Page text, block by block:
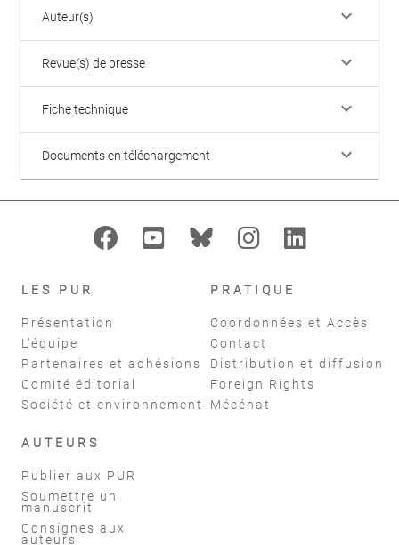
Auteur(s) keyboard_arrow_down
Revue(s) de presse keyboard_arrow_down
Fiche technique keyboard_arrow_down
Documents en téléchargement keyboard_arrow_down
LES PUR
Présentation
L'équipe
Partenaires et adhésions
Comité éditorial
Société et environnement
PRATIQUE
Coordonnées et Accès
Contact
Distribution et diffusion
Foreign Rights
Mécénat
AUTEURS
Publier aux PUR
Soumettre un
manuscrit
Consignes aux
auteurs